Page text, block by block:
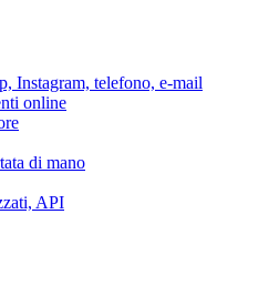
Instagram, telefono, e-mail
online
di mano
API